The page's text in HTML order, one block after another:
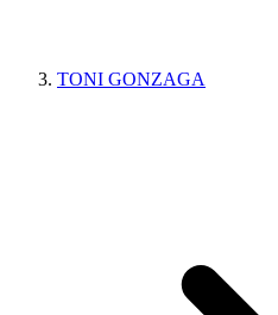
TONI GONZAGA